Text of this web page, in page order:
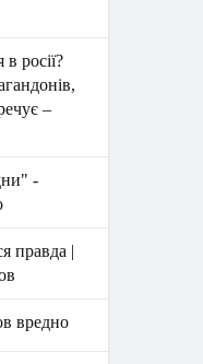
в росії?
–
-
правда |
вредно